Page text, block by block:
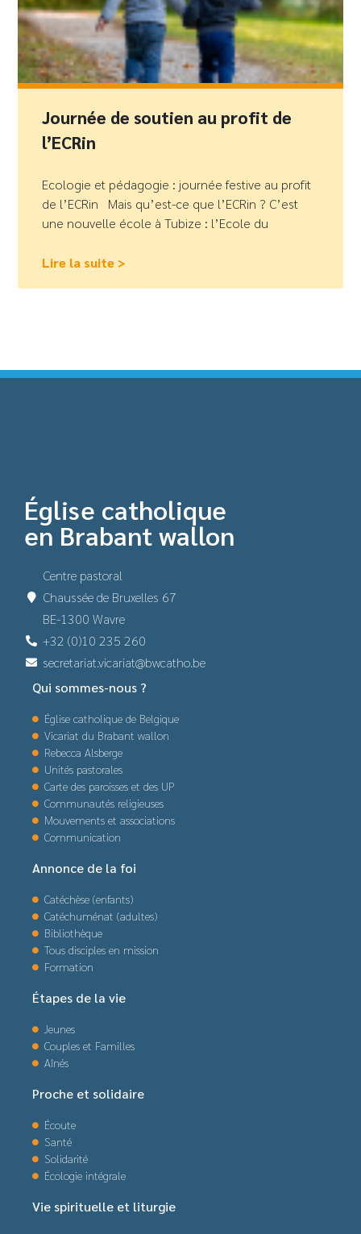
Journée de soutien au profit de
l’ECRin
Ecologie et pédagogie : journée festive au profit
de l’ECRin Mais qu’est-ce que l’ECRin ? C’est
une nouvelle école à Tubize : l’Ecole du
Lire la suite >
Église catholique
en Brabant wallon
Centre pastoral
Chaussée de Bruxelles 67
BE-1300 Wavre
+32 (0)10 235 260
secretariat.vicariat@bwcatho.be
Qui sommes-nous ?
Église catholique de Belgique
Vicariat du Brabant wallon
Rebecca Alsberge
Unités pastorales
Carte des paroisses et des UP
Communautés religieuses
Mouvements et associations
Communication
Annonce de la foi
Catéchèse (enfants)
Catéchuménat (adultes)
Bibliothèque
Tous disciples en mission
Formation
Étapes de la vie
Jeunes
Couples et Familles
Aînés
Proche et solidaire
Écoute
Santé
Solidarité
Écologie intégrale
Vie spirituelle et liturgie